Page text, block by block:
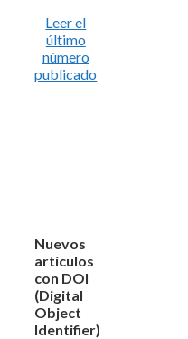
Leer el
último
número
publicado
Nuevos
artículos
con DOI
(Digital
Object
Identifier)